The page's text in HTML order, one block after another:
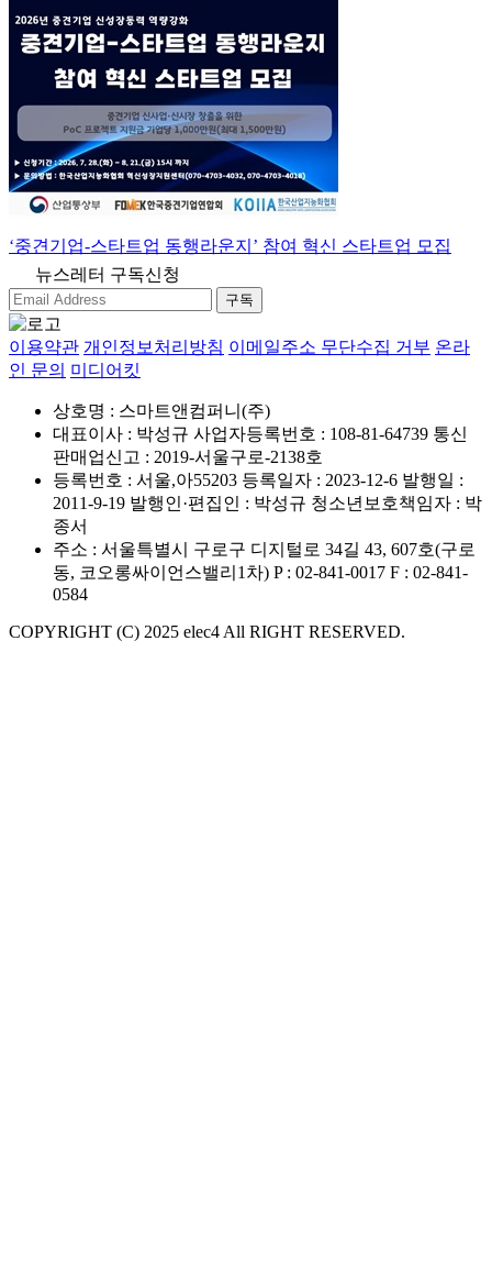
‘중견기업-스타트업 동행라운지’ 참여 혁신 스타트업 모집
뉴스레터 구독신청
구독
이용약관 개인정보처리방침 이메일주소 무단수집 거부 온라
인 문의 미디어킷
상호명 : 스마트앤컴퍼니(주)
대표이사 : 박성규 사업자등록번호 : 108-81-64739 통신
판매업신고 : 2019-서울구로-2138호
등록번호 : 서울,아55203 등록일자 : 2023-12-6 발행일 :
2011-9-19 발행인·편집인 : 박성규 청소년보호책임자 : 박
종서
주소 : 서울특별시 구로구 디지털로 34길 43, 607호(구로
동, 코오롱싸이언스밸리1차) P : 02-841-0017 F : 02-841-
0584
COPYRIGHT (C) 2025 elec4 All RIGHT RESERVED.